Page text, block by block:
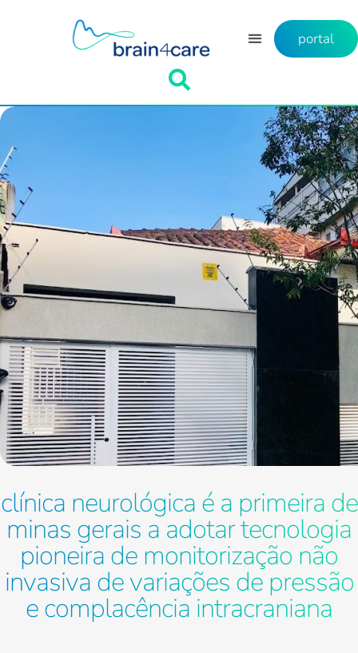
portal
clínica neurológica é a primeira de
minas gerais a adotar tecnologia
pioneira de monitorização não
invasiva de variações de pressão
e complacência intracraniana